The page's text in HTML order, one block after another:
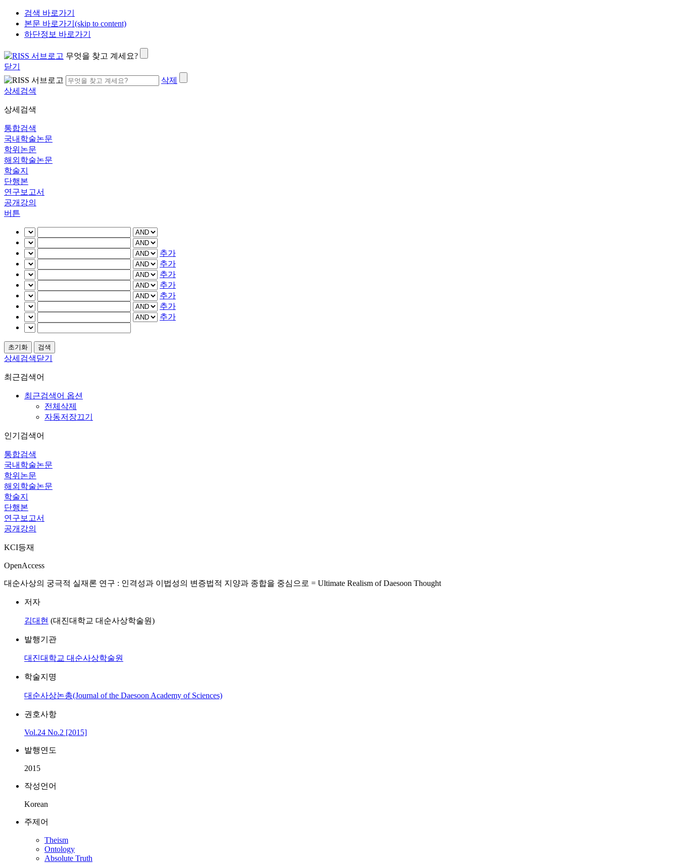
검색 바로가기
본문 바로가기(skip to content)
하단정보 바로가기
무엇을 찾고 계세요?
닫기
삭제
상세검색
상세검색
통합검색
국내학술논문
학위논문
해외학술논문
학술지
단행본
연구보고서
공개강의
버튼
추가
추가
추가
추가
추가
추가
추가
상세검색닫기
최근검색어
최근검색어 옵션
전체삭제
자동저장끄기
인기검색어
통합검색
국내학술논문
학위논문
해외학술논문
학술지
단행본
연구보고서
공개강의
KCI등재
OpenAccess
대순사상의 궁극적 실재론 연구 : 인격성과 이법성의 변증법적 지양과 종합을 중심으로 = Ultimate Realism of Daesoon Thought
저자
김대현 (대진대학교 대순사상학술원)
발행기관
대진대학교 대순사상학술원
학술지명
대순사상논총(Journal of the Daesoon Academy of Sciences)
권호사항
Vol.24 No.2 [2015]
발행연도
2015
작성언어
Korean
주제어
Theism
Ontology
Absolute Truth